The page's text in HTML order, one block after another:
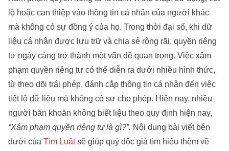
lộ hoặc can thiệp vào thông tin cá nhân của người khác
mà không có sự đồng ý của họ. Trong thời đại số, khi dữ
liệu cá nhân được lưu trữ và chia sẻ rộng rãi, quyền riêng
tư ngày càng trở thành một vấn đề quan trọng. Việc xâm
phạm quyền riêng tư có thể diễn ra dưới nhiều hình thức,
từ theo dõi trái phép, đánh cắp thông tin cá nhân đến việc
tiết lộ dữ liệu mà không có sự cho phép. Hiện nay, nhiều
người băn khoăn không biết liệu theo quy định hiện nay,
“Xâm phạm quyền riêng tư là gì?”. Nội dung bài viết bên
dưới của Tìm Luậtsẽ giúp quý độc giả tìm hiểu thêm về